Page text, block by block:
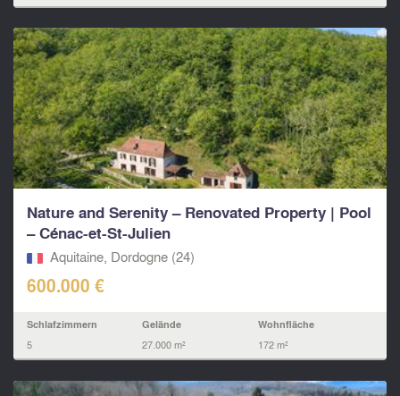
Nature and Serenity – Renovated Property | Pool
– Cénac-et-St-Julien
Aquitaine, Dordogne (24)
600.000 €
Schlafzimmern
5
Gelände
27.000 m²
Wohnfläche
172 m²